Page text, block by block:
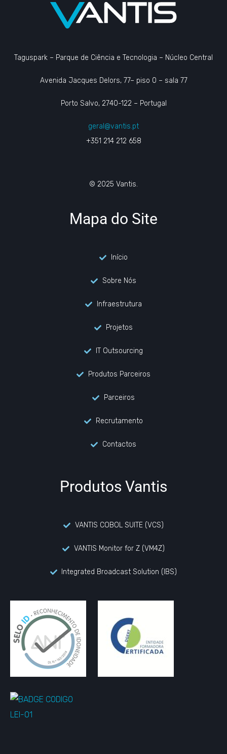
Taguspark – Parque de Ciência e Tecnologia – Núcleo Central
Avenida Jacques Delors, 77– piso 0 – sala 77
Porto Salvo, 2740-122 – Portugal
geral@vantis.pt
+351 214 212 658
© 2025 Vantis.
Mapa do Site
Início
Sobre Nós
Infraestrutura
Projetos
IT Outsourcing
Produtos Parceiros
Parceiros
Recrutamento
Contactos
Produtos Vantis
VANTIS COBOL SUITE (VCS)
VANTIS Monitor for Z (VM4Z)
Integrated Broadcast Solution (IBS)